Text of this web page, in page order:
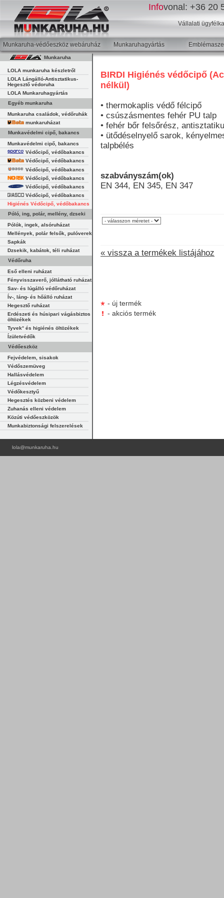
Infovonal: +36 20
Vállalati
Munkaruha-védőeszköz webáruház Munkaruhagyártás
Munkaruha
LOLA munkaruha készletről
LOLA Lángálló-Antisztatikus-
Hegesztő védoruha
LOLA Munkaruhagyártás
Egyéb munkaruha
Munkaruha családok, védőruhák
munkaruházat
Munkavédelmi cipő, bakancs
Munkavédelmi cipő, bakancs
Védőcipő, védőbakancs
Védőcipő, védőbakancs
Védőcipő, védőbakancs
Védőcipő, védőbakancs
Védőcipő, védőbakancs
Védőcipő, védőbakancs
Higiénés Védőcipő, védőbakancs
Póló, ing, polár, mellény, dzseki
Pólók, ingek, alsóruházat
Mellények, polár felsők, pulóverek
Sapkák
Dzsekik, kabátok, téli ruházat
Védőruha
Eső elleni ruházat
Fényvisszaverő, jóllátható ruházat
Sav- és lúgálló védőruházat
Ív-, láng- és hőálló ruházat
Hegesztő ruházat
Erdészeti és húsipari vágásbiztos
öltözékek
Tyvek° és higiénés öltözékek
Ízületvédők
Védőeszköz
Fejvédelem, sisakok
Védőszemüveg
Hallásvédelem
Légzésvédelem
Védőkesztyű
Hegesztés közbeni védelem
Zuhanás elleni védelem
Közúti védőeszközök
Munkabiztonsági felszerelések
BIRDI Higiénés védőcipő
nélkül)
• thermokaplis védő félcipő
• csúszásmentes fehér PU talp
• fehér bőr felsőrész,
• ütődéselnyelő sarok,
talpbélés
szabványszám(ok)
EN 344, EN 345, EN 347
« vissza a termékek listájához
- új termék
- akciós termék
lola@munkaruha.hu